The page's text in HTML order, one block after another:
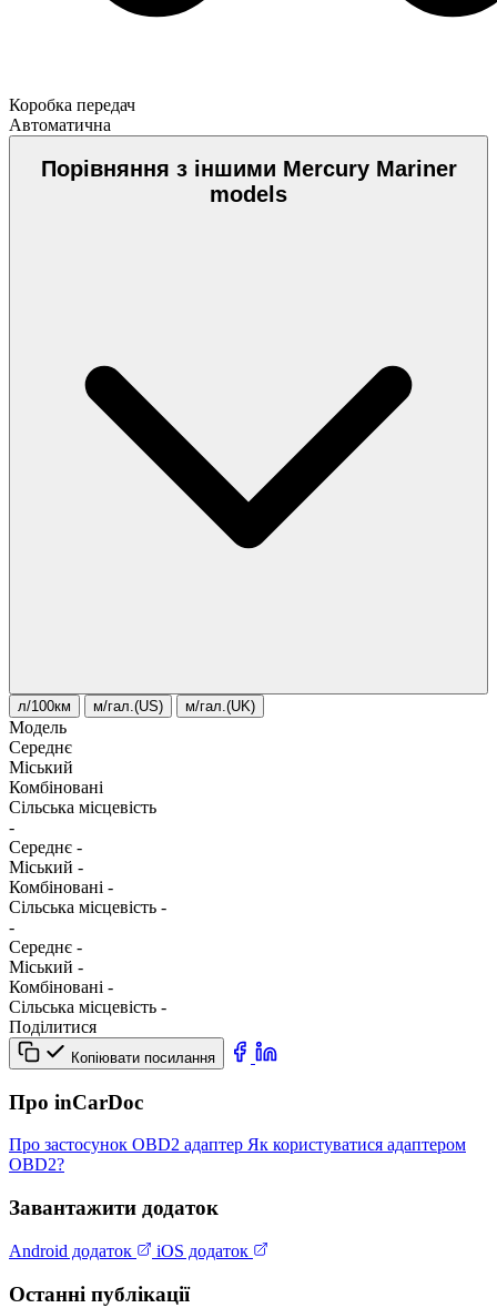
Коробка передач
Автоматична
Порівняння з іншими Mercury Mariner
models
л/100км м/гал.(US) м/гал.(UK)
Модель
Середнє
Міський
Комбіновані
Сільська місцевість
-
Середнє -
Міський -
Комбіновані -
Сільська місцевість -
-
Середнє -
Міський -
Комбіновані -
Сільська місцевість -
Поділитися
Копіювати посилання
Про inCarDoc
Про застосунок OBD2 адаптер Як користуватися адаптером
OBD2?
Завантажити додаток
Android додаток iOS додаток
Останні публікації